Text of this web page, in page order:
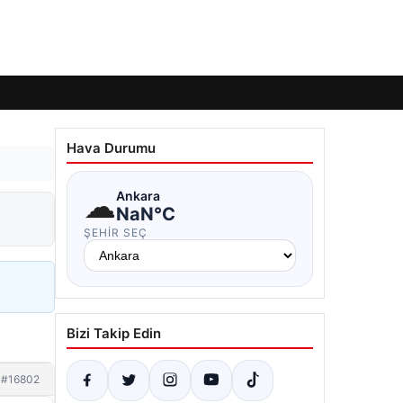
#16802
Hava Durumu
☁Ankara
NaN°C
ŞEHIR SEÇ
Bizi Takip Edin